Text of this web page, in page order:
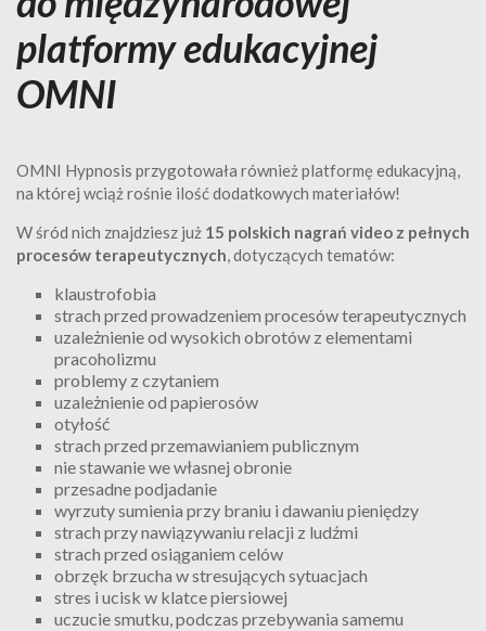
platformy edukacyjnej
OMNI
OMNI Hypnosis przygotowała również platformę edukacyjną,
na której wciąż rośnie ilość dodatkowych materiałów!
W śród nich znajdziesz już 15 polskich nagrań video z pełnych
procesów terapeutycznych, dotyczących tematów:
klaustrofobia
strach przed prowadzeniem procesów terapeutycznych
uzależnienie od wysokich obrotów z elementami
pracoholizmu
problemy z czytaniem
uzależnienie od papierosów
otyłość
strach przed przemawianiem publicznym
nie stawanie we własnej obronie
przesadne podjadanie
wyrzuty sumienia przy braniu i dawaniu pieniędzy
strach przy nawiązywaniu relacji z ludźmi
strach przed osiąganiem celów
obrzęk brzucha w stresujących sytuacjach
stres i ucisk w klatce piersiowej
uczucie smutku, podczas przebywania samemu